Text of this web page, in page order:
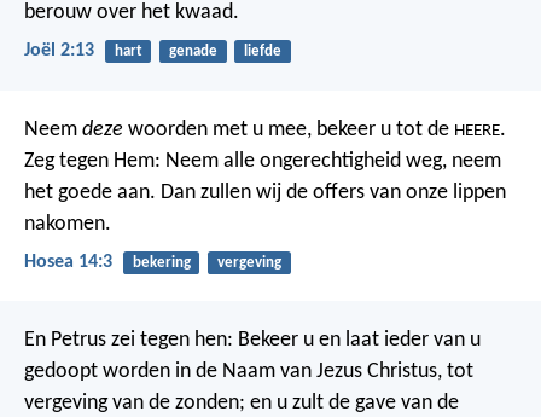
berouw over het kwaad.
Joël 2:13 hart genade liefde
Neem deze woorden met u mee, bekeer u tot de HEERE.
Zeg tegen Hem: Neem alle ongerechtigheid weg, neem
het goede aan. Dan zullen wij de offers van onze lippen
nakomen.
Hosea 14:3 bekering vergeving
En Petrus zei tegen hen: Bekeer u en laat ieder van u
gedoopt worden in de Naam van Jezus Christus, tot
vergeving van de zonden; en u zult de gave van de